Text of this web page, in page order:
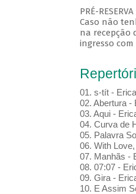
PRÉ-
Caso não
na recepção
ingresso
01. s-tít -
02. Abertura -
03. Aqui -
04. Curva de
05. Palavra
06. With
07. Manhãs -
08. 07:07 -
09. Gira -
10. E Assim